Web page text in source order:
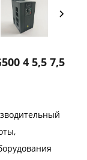
4 5,5 7,5